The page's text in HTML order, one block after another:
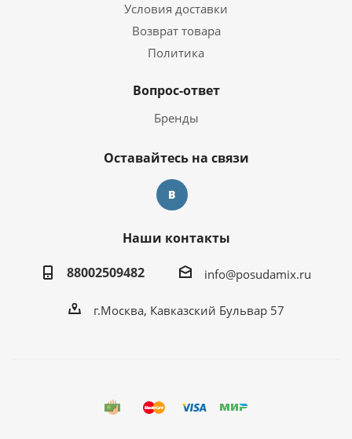
Условия доставки
Возврат товара
Политика
Вопрос-ответ
Бренды
Оставайтесь на связи
Наши контакты
88002509482
info@posudamix.ru
г.Москва, Кавказский Бульвар 57